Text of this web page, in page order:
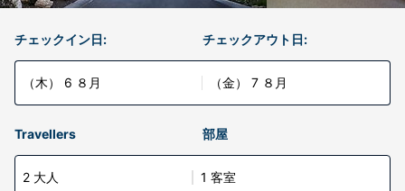
チェックイン日:
（木） 6 ８月
チェックアウト日:
（金） 7 ８月
Travellers 部屋
2 大人 1 客室